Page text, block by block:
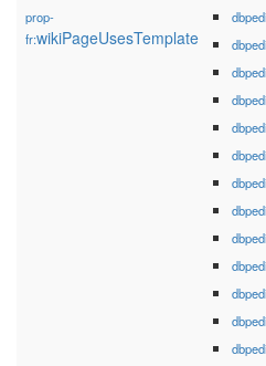
prop-
fr:wikiPageUsesTemplate